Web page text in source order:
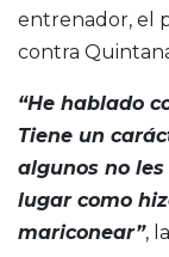
entrenador, el
contra
“He hablado
Tiene un
algunos no
lugar como
mariconear”,